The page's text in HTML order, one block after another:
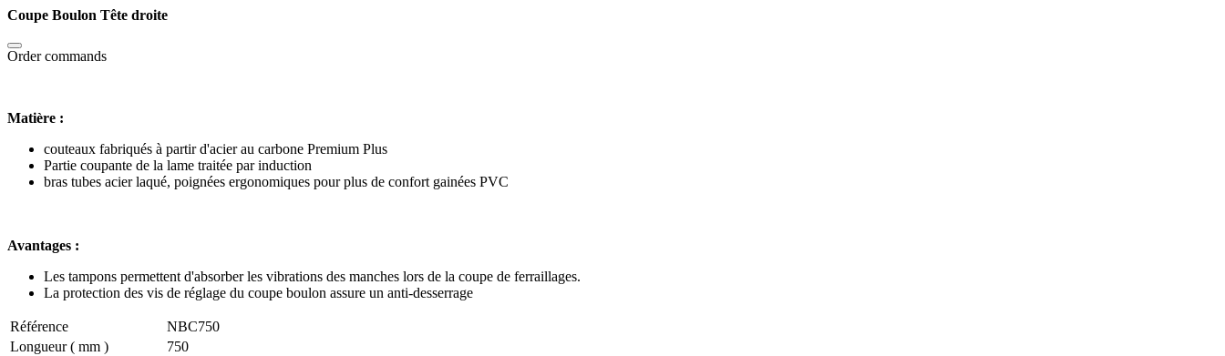
Coupe Boulon Tête droite
Order commands
Matière :
couteaux fabriqués à partir d'acier au carbone Premium Plus
Partie coupante de la lame traitée par induction
bras tubes acier laqué, poignées ergonomiques pour plus de confort gainées PVC
Avantages :
Les tampons permettent d'absorber les vibrations des manches lors de la coupe de ferraillages.
La protection des vis de réglage du coupe boulon assure un anti-desserrage
Référence
NBC750
Longueur ( mm )
750